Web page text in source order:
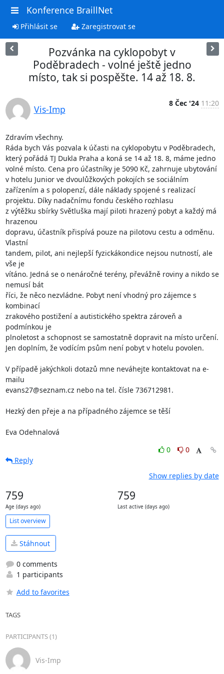
Konference BraillNet
Přihlásit se Zaregistrovat se
Pozvánka na cyklopobyt v
Poděbradech - volné ještě jedno
místo, tak si pospěšte. 14 až 18. 8.
Vis-Imp
8 Čec '24 11:20
Zdravím všechny.
Ráda bych Vás pozvala k účasti na cyklopobytu v Poděbradech,
který pořádá TJ Dukla Praha a koná se 14 až 18. 8, máme jedno
volné místo. Cena pro účastníky je 5090 Kč, zahrnuje ubytování
v hotelu Junior ve dvoulůžkových pokojích se sociálním
zařízením a s polopenzí, dále náklady spojené s realizací
projektu. Díky nadačnímu fondu českého rozhlasu
z výtěžku sbírky Světluška mají piloti hrazený pobyt a každý má
hrazenou
dopravu, účastník přispívá pouze na pilotovu cestu a odměnu.
Vlastní
tandem, pilot, ani nejlepší fyzickákondice nejsou nutností, ale
vše je
vítáno. Jedná se o nenáročné terény, převážně roviny a nikdo se
nemusí bát
říci, že něco nezvládne. Pobyt není vhodný pro zájemce s
kombinací
zrakového postižení a autistického spektra zároveň a
podmínkou je
plnoletost a schopnost se samostatně dopravit na místo určení.
Jen doplním, že vodícím psům není pobyt v hotelu povolen.
V případě jakýchkoli dotazů mne neváhejte kontaktovat na e-
mailu
evans27@seznam.cz nebo na tel. čísle 736712981.
Hezký den přeje a na případného zájemce se těší
Eva Odehnalová
0
0
Reply
Show replies by date
759
Age (days ago)
759
Last active (days ago)
List overview
Stáhnout
0 comments
1 participants
Add to favorites
TAGS
PARTICIPANTS (1)
Vis-Imp